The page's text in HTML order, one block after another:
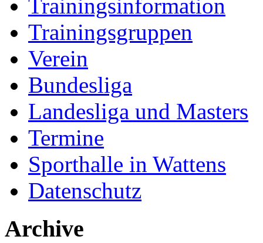
Trainingsinformation
Trainingsgruppen
Verein
Bundesliga
Landesliga und Masters
Termine
Sporthalle in Wattens
Datenschutz
Archive